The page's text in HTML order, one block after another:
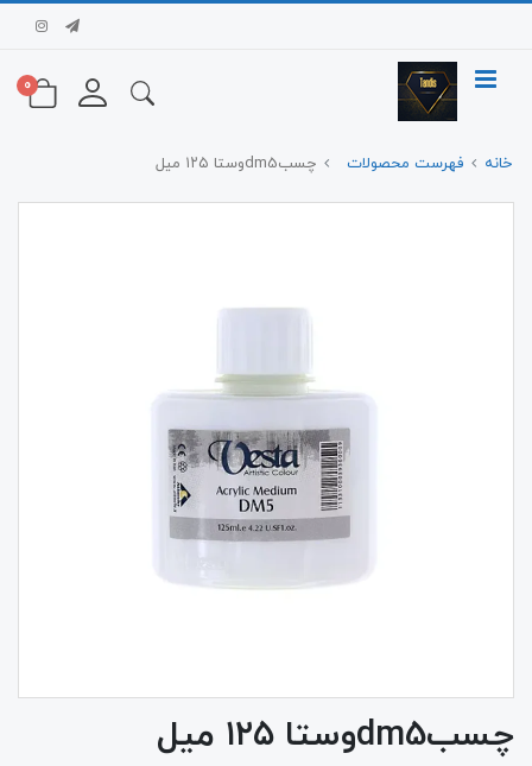
0
خانه فهرست محصولات چسبdm5وستا ۱۲۵ میل
چسبdm5وستا ۱۲۵ میل